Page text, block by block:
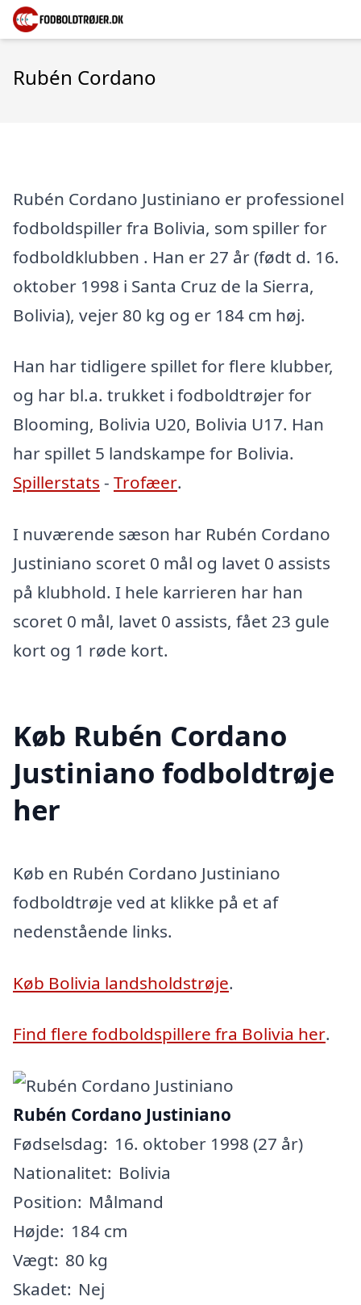
Rubén Cordano
Rubén Cordano Justiniano er professionel
fodboldspiller fra Bolivia, som spiller for
fodboldklubben . Han er 27 år (født d. 16.
oktober 1998 i Santa Cruz de la Sierra,
Bolivia), vejer 80 kg og er 184 cm høj.
Han har tidligere spillet for flere klubber,
og har bl.a. trukket i fodboldtrøjer for
Blooming, Bolivia U20, Bolivia U17. Han
har spillet 5 landskampe for Bolivia.
Spillerstats - Trofæer.
I nuværende sæson har Rubén Cordano
Justiniano scoret 0 mål og lavet 0 assists
på klubhold. I hele karrieren har han
scoret 0 mål, lavet 0 assists, fået 23 gule
kort og 1 røde kort.
Køb Rubén Cordano
Justiniano fodboldtrøje
her
Køb en Rubén Cordano Justiniano
fodboldtrøje ved at klikke på et af
nedenstående links.
Køb Bolivia landsholdstrøje.
Find flere fodboldspillere fra Bolivia her.
Rubén Cordano Justiniano
Fødselsdag: 16. oktober 1998 (27 år)
Nationalitet: Bolivia
Position: Målmand
Højde: 184 cm
Vægt: 80 kg
Skadet: Nej